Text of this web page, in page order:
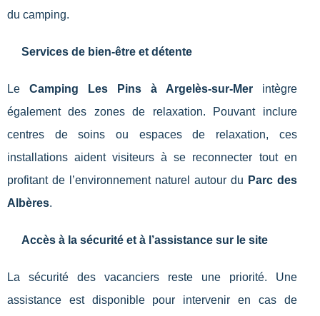
du camping.
Services de bien-être et détente
Le Camping Les Pins à Argelès-sur-Merintègre
également des zones de relaxation. Pouvant inclure
centres de soins ou espaces de relaxation, ces
installations aident visiteurs à se reconnecter tout en
profitant de l’environnement naturel autour du Parc des
Albères.
Accès à la sécurité et à l’assistance sur le site
La sécurité des vacanciers reste une priorité. Une
assistance est disponible pour intervenir en cas de